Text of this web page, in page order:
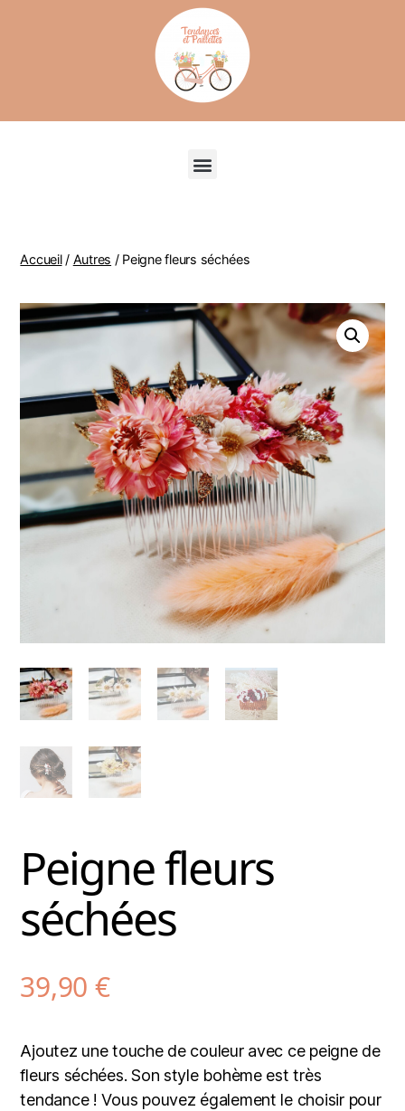
Accueil/ Autres / Peigne fleurs séchées
Peigne fleurs
séchées
39,90 €
Ajoutez une touche de couleur avec ce peigne de
fleurs séchées. Son style bohème est très
tendance ! Vous pouvez également le choisir pour